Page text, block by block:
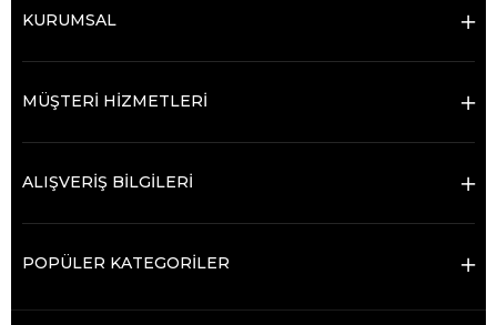
KURUMSAL
MÜŞTERİ HİZMETLERİ
ALIŞVERİŞ BİLGİLERİ
POPÜLER KATEGORİLER